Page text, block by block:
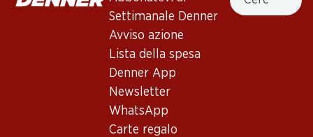
Settimanale Denner
Avviso azione
Lista della spesa
Denner App
Newsletter
WhatsApp
Carte regalo
presenta pieno, rotondo e armonico, con tannini vellutati e